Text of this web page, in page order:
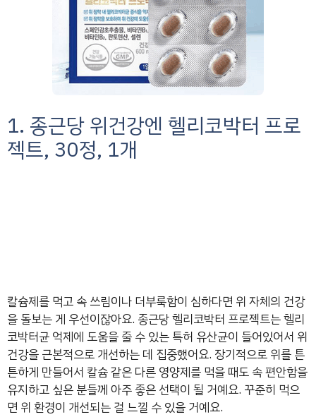
1. 종근당 위건강엔 헬리코박터 프로
젝트, 30정, 1개
칼슘제를 먹고 속 쓰림이나 더부룩함이 심하다면 위 자체의 건강
을 돌보는 게 우선이잖아요. 종근당 헬리코박터 프로젝트는 헬리
코박터균 억제에 도움을 줄 수 있는 특허 유산균이 들어있어서 위
건강을 근본적으로 개선하는 데 집중했어요. 장기적으로 위를 튼
튼하게 만들어서 칼슘 같은 다른 영양제를 먹을 때도 속 편안함을
유지하고 싶은 분들께 아주 좋은 선택이 될 거예요. 꾸준히 먹으
면 위 환경이 개선되는 걸 느낄 수 있을 거예요.